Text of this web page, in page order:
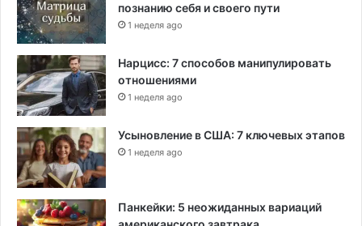
познанию себя и своего пути
1 неделя ago
Нарцисс: 7 способов манипулировать
отношениями
1 неделя ago
Усыновление в США: 7 ключевых этапов
1 неделя ago
Панкейки: 5 неожиданных вариаций